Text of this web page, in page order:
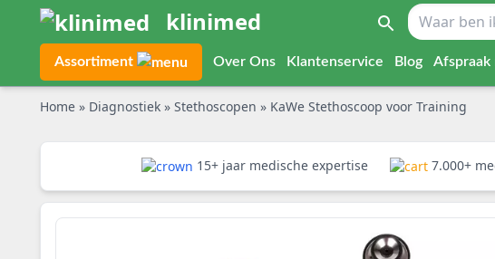
klinimed
Assortiment Over Ons Klantenservice Blog Afspraak
Home » Diagnostiek » Stethoscopen » KaWe Stethoscoop voor Training
15+ jaar medische expertise 7.000+